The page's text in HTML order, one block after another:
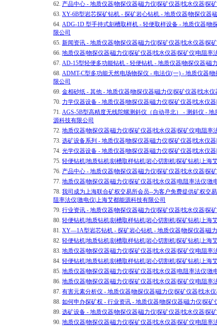
62. 产品中心 - 地质仪器|物探仪器|磁力仪|探矿仪器|找水仪器|探
63. XY-6B型岩芯探矿钻机 - 探矿岩心钻机 - 地质仪器|物探仪器|
64. ADG-1D 型手持式刻槽取样机 - 轻便取样设备 - 地质仪器|物
限公司
65. 新闻资讯 - 地质仪器|物探仪器|磁力仪|探矿仪器|找水仪器|探
66. 地质仪器|物探仪器|磁力仪|探矿仪器|找水仪器|探矿仪|电阻
67. AD-15型轻便多功能钻机 - 轻便钻机 - 地质仪器|物探仪器|磁
68. ADMT-C型多功能天然电场物探仪 - 电法仪(一) - 地质仪器|
限公司
69. 金相砂纸 - 其他 - 地质仪器|物探仪器|磁力仪|探矿仪器|找水
70. 力学仪器设备 - 地质仪器|物探仪器|磁力仪|探矿仪器|找水仪
71. AGS-5B型高精度无线陀螺测斜仪（自动寻北） - 测斜仪 -
源科技有限公司
72. 地质仪器|物探仪器|磁力仪|探矿仪器|找水仪器|探矿仪|电阻
73. 选矿设备系列 - 地质仪器|物探仪器|磁力仪|探矿仪器|找水仪
74. 光学仪器设备 - 地质仪器|物探仪器|磁力仪|探矿仪器|找水仪
75. 轻便钻机|地质钻机|刻槽取样钻机|岩心切割机|探矿钻机|上海
76. 产品中心 - 地质仪器|物探仪器|磁力仪|探矿仪器|找水仪器|探
77. 地质仪器|物探仪器|磁力仪|探矿仪器|找水仪器|电阻率法仪|
78. 我司成为上海联合矿权交易所会员--为客户免费提供矿权交
阻率法仪|激电仪|上海艾都能源科技有限公司
79. 行业资讯 - 地质仪器|物探仪器|磁力仪|探矿仪器|找水仪器|探
80. 轻便钻机|地质钻机|刻槽取样钻机|岩心切割机|探矿钻机|上海
81. XY—1A型岩芯钻机 - 探矿岩心钻机 - 地质仪器|物探仪器|磁
82. 轻便钻机|地质钻机|刻槽取样钻机|岩心切割机|探矿钻机|上海
83. 地质仪器|物探仪器|磁力仪|探矿仪器|找水仪器|探矿仪|电阻
84. 轻便钻机|地质钻机|刻槽取样钻机|岩心切割机|探矿钻机|上海
85. 地质仪器|物探仪器|磁力仪|探矿仪器|找水仪器|电阻率法仪|
86. 地质仪器|物探仪器|磁力仪|探矿仪器|找水仪器|探矿仪|电阻
87. 有害元素分析仪 - 地质仪器|物探仪器|磁力仪|探矿仪器|找水
88. 如何申办探矿权 - 行业资讯 - 地质仪器|物探仪器|磁力仪|探
89. 选矿设备 - 地质仪器|物探仪器|磁力仪|探矿仪器|找水仪器|探
90. 地质仪器|物探仪器|磁力仪|探矿仪器|找水仪器|探矿仪|电阻